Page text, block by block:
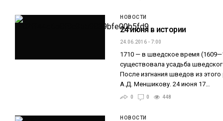
НОВОСТИ
24 июня в истории
24.06.2016 - 7:00
1710 — в шведское время
существовала усадьба
После изгнания шведов из
А.Д. Меншикову. 24 июня 17…
0 0 448
НОВОСТИ